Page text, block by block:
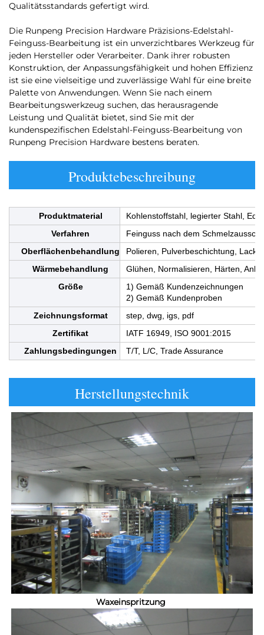
Qualitätsstandards gefertigt wird.
Die Runpeng Precision Hardware Präzisions-Edelstahl-
Feinguss-Bearbeitung ist ein unverzichtbares Werkzeug für
jeden Hersteller oder Verarbeiter. Dank ihrer robusten
Konstruktion, der Anpassungsfähigkeit und hohen Effizienz
ist sie eine vielseitige und zuverlässige Wahl für eine breite
Palette von Anwendungen. Wenn Sie nach einem
Bearbeitungswerkzeug suchen, das herausragende
Leistung und Qualität bietet, sind Sie mit der
kundenspezifischen Edelstahl-Feinguss-Bearbeitung von
Runpeng Precision Hardware bestens beraten.
Produktebeschreibung
Produktmaterial
Kohlenstoffstahl, legierter Stahl,
Verfahren
Feinguss nach dem
Oberflächenbehandlung
Polieren, Pulverbeschichtung,
Wärmebehandlung
Glühen, Normalisieren, Härten,
Größe
1) Gemäß Kundenzeichnungen
2) Gemäß Kundenproben
Zeichnungsformat
step, dwg, igs, pdf
Zertifikat
IATF 16949, ISO 9001:2015
Zahlungsbedingungen
T/T, L/C, Trade Assurance
Herstellungstechnik
Waxeinspritzung